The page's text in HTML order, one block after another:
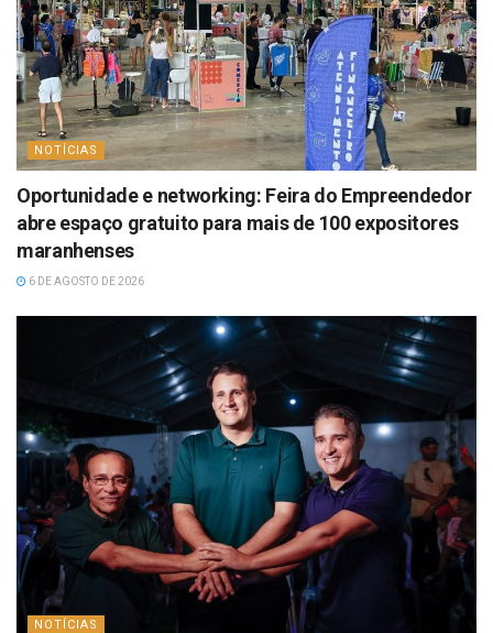
NOTÍCIAS
Oportunidade e networking: Feira do Empreendedor
abre espaço gratuito para mais de 100 expositores
maranhenses
6 DE AGOSTO DE 2026
NOTÍCIAS